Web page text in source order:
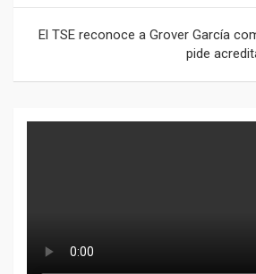
El TSE reconoce a Grover García
pide